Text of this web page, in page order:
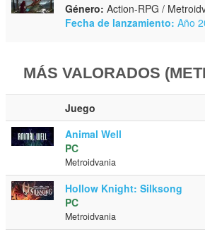
Género: Action-RPG /
Fecha de lanzamiento: Año
MÁS VALORADOS
Juego
Animal Well
PC
Metroidvania
Hollow Knight: Silksong
PC
Metroidvania